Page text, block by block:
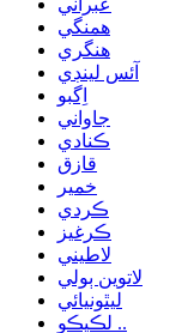
همنگي
هنگري
آئس لينڊي
اِگبو
جاواني
ڪنادي
قازق
خمير
ڪردي
ڪرغيز
لاطيني
لاتوين ٻولي
ليٿونيائي
لڪيڪو ..